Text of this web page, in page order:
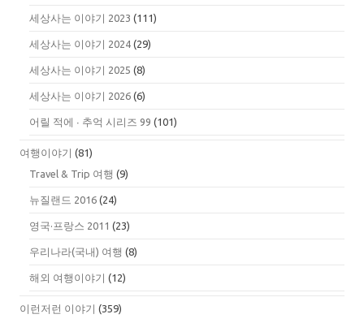
세상사는 이야기 2023 (111)
세상사는 이야기 2024 (29)
세상사는 이야기 2025 (8)
세상사는 이야기 2026 (6)
어릴 적에 ∙ 추억 시리즈 99 (101)
여행이야기 (81)
Travel & Trip 여행 (9)
뉴질랜드 2016 (24)
영국·프랑스 2011 (23)
우리나라(국내) 여행 (8)
해외 여행이야기 (12)
이런저런 이야기 (359)